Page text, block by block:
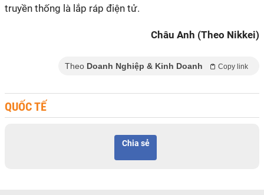
truyền thống là lắp ráp điện tử.
Châu Anh (Theo Nikkei)
Theo Doanh Nghiệp & Kinh Doanh Copy link
QUỐC TẾ
Chia sẻ